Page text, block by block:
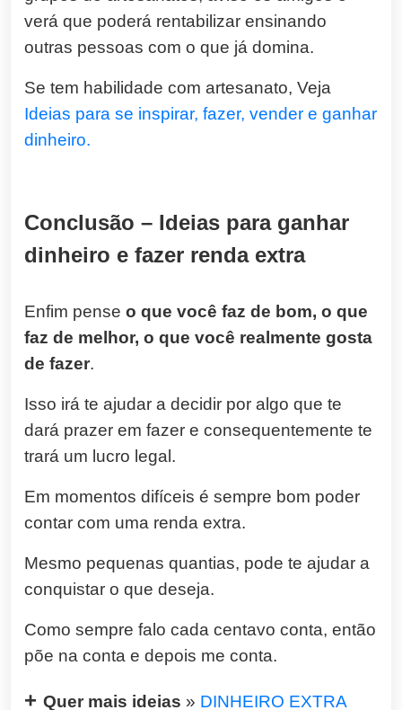
verá que poderá rentabilizar ensinando
outras pessoas com o que já domina.
Se tem habilidade com artesanato, Veja
Ideias para se inspirar, fazer, vender e ganhar
dinheiro.
Conclusão – Ideias para ganhar
dinheiro e fazer renda extra
Enfim pense o que você faz de bom, o que
faz de melhor, o que você realmente gosta
de fazer.
Isso irá te ajudar a decidir por algo que te
dará prazer em fazer e consequentemente te
trará um lucro legal.
Em momentos difíceis é sempre bom poder
contar com uma renda extra.
Mesmo pequenas quantias, pode te ajudar a
conquistar o que deseja.
Como sempre falo cada centavo conta, então
põe na conta e depois me conta.
+ Quer mais ideias » DINHEIRO EXTRA